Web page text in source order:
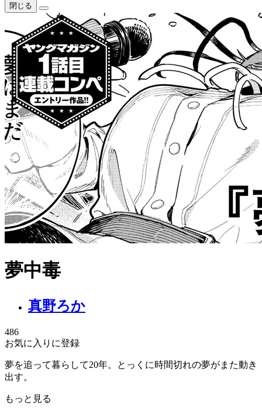
閉じる
夢中毒
真野ろか
486
お気に入りに登録
夢を追って暮らして20年。とっくに時間切れの夢がまた動き
出す。
もっと見る